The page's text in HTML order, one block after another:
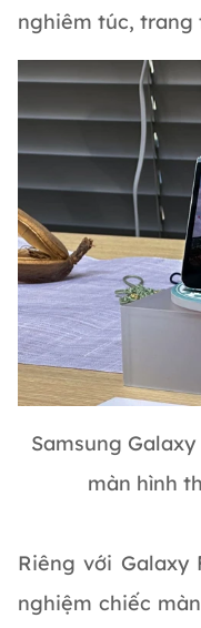
nghiêm túc, trang
Samsung
màn hình
Riêng với
nghiệm chiếc